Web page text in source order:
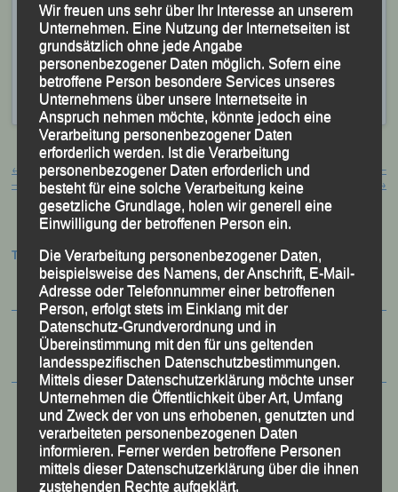
Marion Kopp schnellste Dame über die 4-km-Distanz
Foto: K.S.
VeröffentlichtinAktuelles ,Archiv 2025 |Markiert mit"Löffler
Messe Lauf", „Löffler Messelauf“ - Ried im Innkreis,Marion
Kopp
Beitragsnavigation
←
Wettkampfvorbereitung auf Mallorca
– Mallorca, 29.03.2025
16. Marktlauf – Rund um Ruhstorf –
Ruhstorf, 30.03.2025
→
Termine:
Wir freuen uns sehr über Ihr Interesse an unserem
Unternehmen. Eine Nutzung der Internetseiten ist
grundsätzlich ohne jede Angabe
personenbezogener Daten möglich. Sofern eine
betroffene Person besondere Services unseres
Unternehmens über unsere Internetseite in
Anspruch nehmen möchte, könnte jedoch eine
Verarbeitung personenbezogener Daten
erforderlich werden. Ist die Verarbeitung
personenbezogener Daten erforderlich und
besteht für eine solche Verarbeitung keine
gesetzliche Grundlage, holen wir generell eine
Einwilligung der betroffenen Person ein.
Die Verarbeitung personenbezogener Daten,
beispielsweise des Namens, der Anschrift, E-Mail-
Adresse oder Telefonnummer einer betroffenen
Person, erfolgt stets im Einklang mit der
Datenschutz-Grundverordnung und in
Übereinstimmung mit den für uns geltenden
landesspezifischen Datenschutzbestimmungen.
Mittels dieser Datenschutzerklärung möchte unser
Unternehmen die Öffentlichkeit über Art, Umfang
und Zweck der von uns erhobenen, genutzten und
verarbeiteten personenbezogenen Daten
informieren. Ferner werden betroffene Personen
mittels dieser Datenschutzerklärung über die ihnen
zustehenden Rechte aufgeklärt.